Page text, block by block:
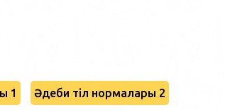
1 Әдеби тіл нормалары 2